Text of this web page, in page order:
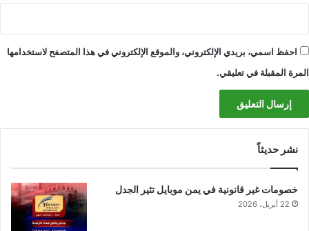
احفظ اسمي، بريدي الإلكتروني، والموقع الإلكتروني في هذا المتصفح لاستخدامها
المرة المقبلة في تعليقي.
نشر حديثاً
خصومات غير قانونية في يمن موبايل تثير الجدل
22 أبريل، 2026